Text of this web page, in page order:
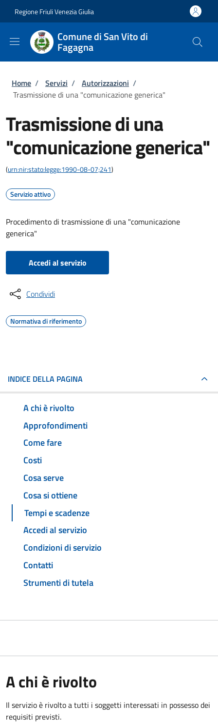
Regione Friuli Venezia Giulia
Comune di San Vito di
Fagagna
Briciole di pane
Home / Servizi / Autorizzazioni /
Trasmissione di una "comunicazione generica"
Trasmissione di una
"comunicazione generica"
(urn:nir:stato:legge:1990-08-07;241)
Servizio attivo
Procedimento di trasmissione di una "comunicazione
generica"
Accedi al servizio
Condividi
Normativa di riferimento
INDICE DELLA PAGINA
A chi è rivolto
Approfondimenti
Come fare
Costi
Cosa serve
Cosa si ottiene
Tempi e scadenze
Accedi al servizio
Condizioni di servizio
Contatti
Strumenti di tutela
A chi è rivolto
Il servizio è rivolto a tutti i soggetti interessati in possesso dei
requisiti previsti.